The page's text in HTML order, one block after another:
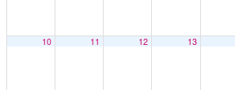
10 11 12 13